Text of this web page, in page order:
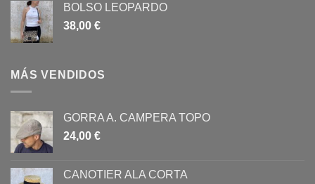
BOLSO LEOPARDO
38,00 €
MÁS VENDIDOS
GORRA A. CAMPERA TOPO
24,00 €
CANOTIER ALA CORTA